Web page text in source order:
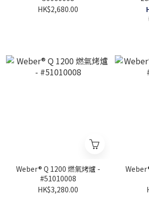
HK$2,680.00
Weber® Q 1200 燃氣烤爐 -
#51010008
HK$3,280.00